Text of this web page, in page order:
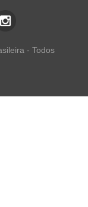
- Todos